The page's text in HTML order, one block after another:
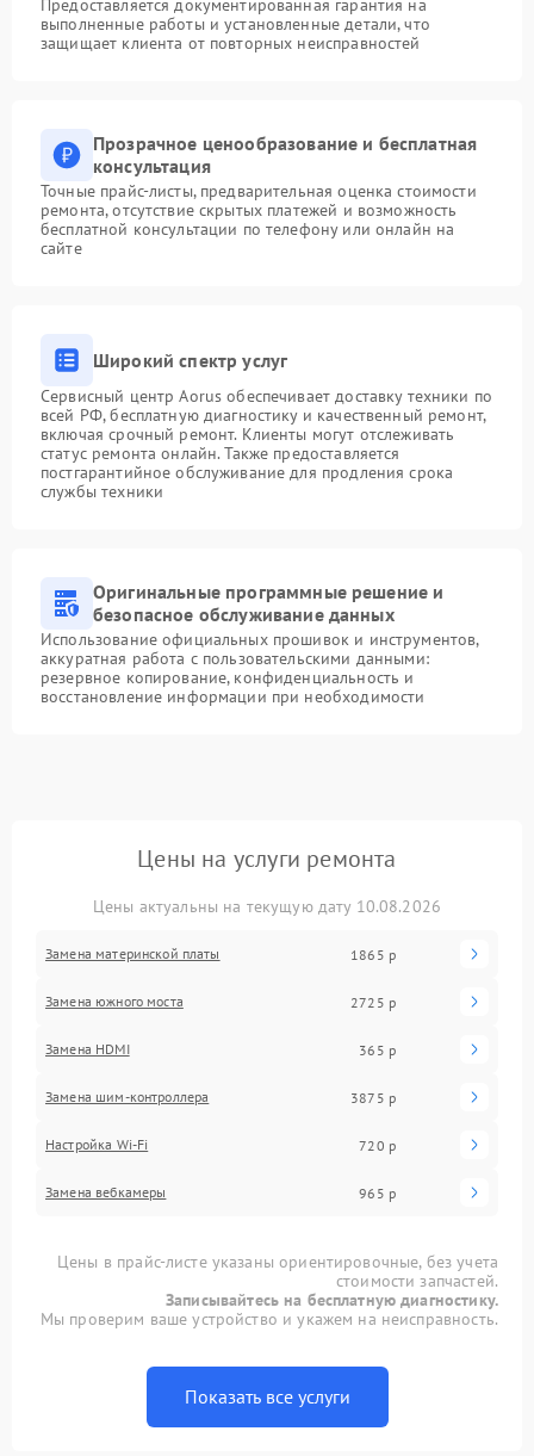
Предоставляется документированная гарантия на
выполненные работы и установленные детали, что
защищает клиента от повторных неисправностей
Прозрачное ценообразование и бесплатная
консультация
Точные прайс-листы, предварительная оценка стоимости
ремонта, отсутствие скрытых платежей и возможность
бесплатной консультации по телефону или онлайн на
сайте
Широкий спектр услуг
Сервисный центр Aorus обеспечивает доставку техники по
всей РФ, бесплатную диагностику и качественный ремонт,
включая срочный ремонт. Клиенты могут отслеживать
статус ремонта онлайн. Также предоставляется
постгарантийное обслуживание для продления срока
службы техники
Оригинальные программные решение и
безопасное обслуживание данных
Использование официальных прошивок и инструментов,
аккуратная работа с пользовательскими данными:
резервное копирование, конфиденциальность и
восстановление информации при необходимости
Цены на услуги ремонта
Цены актуальны на текущую дату 10.08.2026
Замена материнской платы 1865 р
Замена южного моста 2725 р
Замена HDMI 365 р
Замена шим-контроллера 3875 р
Настройка Wi-Fi 720 р
Замена вебкамеры 965 р
Цены в прайс-листе указаны ориентировочные, без учета
стоимости запчастей.
Записывайтесь на бесплатную диагностику.
Мы проверим ваше устройство и укажем на неисправность.
Показать все услуги